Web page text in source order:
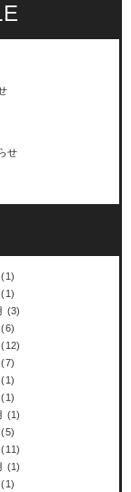
せ
(1)
(1)
(3)
(6)
(12)
(7)
(1)
(1)
(1)
(5)
(11)
(1)
(1)